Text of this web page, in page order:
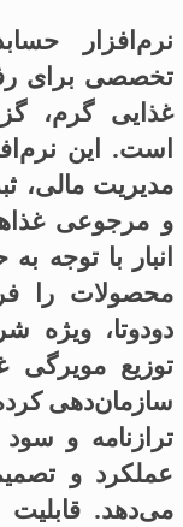
نرم‌افزار
تخصصی برای
غذایی گرم،
است. این
مدیریت مالی،
و مرجوعی
انبار با توجه
محصولات را
دودوتا، ویژه
توزیع
سازمان‌دهی
ترازنامه و
عملکرد و
می‌دهد. قابلیت